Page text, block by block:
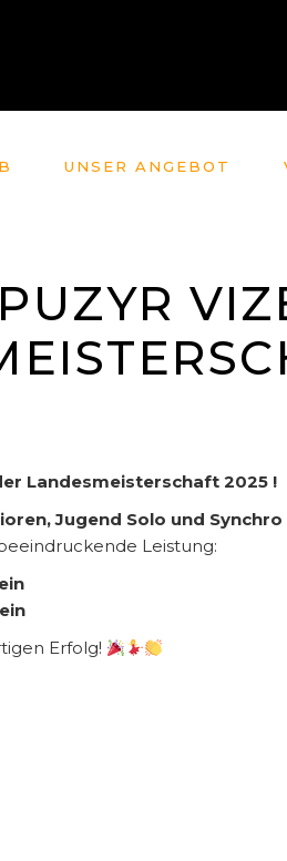
UNSER ANGEBOT
Landesmeisterschaft 2025 !
Jugend Solo und Synchro
Leistung:
Erfolg!